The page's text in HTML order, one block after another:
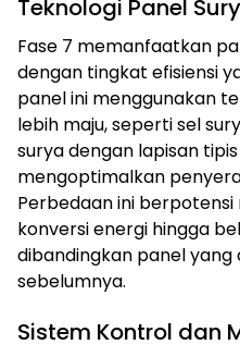
Teknologi Panel
Fase 7 memanfaatkan
dengan tingkat efisiensi
panel ini menggunakan
lebih maju, seperti sel
surya dengan lapisan
mengoptimalkan
Perbedaan ini
konversi energi hingga
dibandingkan panel
sebelumnya.
Sistem Kontrol dan